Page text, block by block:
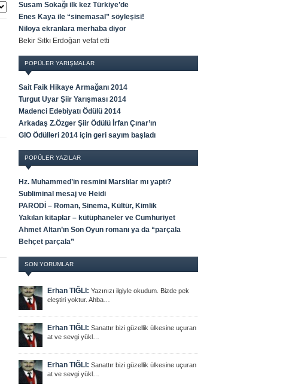
Susam Sokağı ilk kez Türkiye’de
Enes Kaya ile “sinemasal” söyleşisi!
Niloya ekranlara merhaba diyor
Bekir Sıtkı Erdoğan vefat etti
POPÜLER YARIŞMALAR
Sait Faik Hikaye Armağanı 2014
Turgut Uyar Şiir Yarışması 2014
Madenci Edebiyatı Ödülü 2014
Arkadaş Z.Özger Şiir Ödülü İrfan Çınar’ın
GIO Ödülleri 2014 için geri sayım başladı
POPÜLER YAZILAR
Hz. Muhammed’in resmini Marslılar mı yaptı?
Subliminal mesaj ve Heidi
PARODİ – Roman, Sinema, Kültür, Kimlik
Yakılan kitaplar – kütüphaneler ve Cumhuriyet
Ahmet Altan’ın Son Oyun romanı ya da “parçala
Behçet parçala”
SON YORUMLAR
Erhan TIĞLI: Yazınızı ilgiyle okudum. Bizde pek
eleştiri yoktur. Ahba…
Erhan TIĞLI: Sanattır bizi güzellik ülkesine uçuran
at ve sevgi yükl…
Erhan TIĞLI: Sanattır bizi güzellik ülkesine uçuran
at ve sevgi yükl…